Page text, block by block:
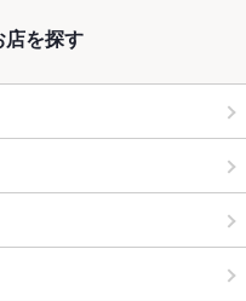
を探す